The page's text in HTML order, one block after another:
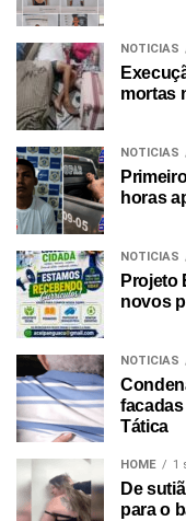
NOTICIAS
mortas
NOTICIAS
horas
NOTICIAS
Projeto
novos
NOTICIAS
Tática
HOME 1
De
para o